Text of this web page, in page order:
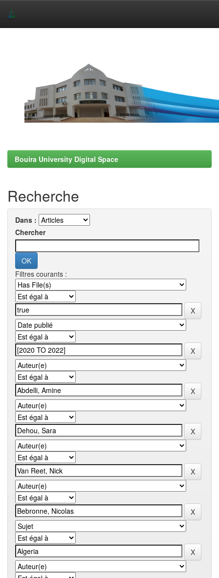
Bouira University Digital Space
Recherche
Dans :
Chercher
Filtres courants :